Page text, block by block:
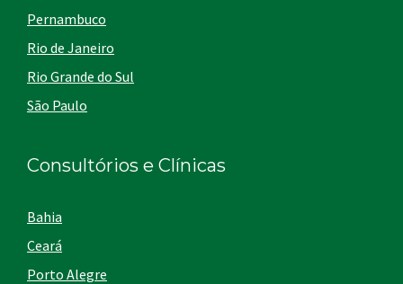
Pernambuco
Rio de Janeiro
Rio Grande do Sul
São Paulo
Consultórios e Clínicas
Bahia
Ceará
Porto Alegre